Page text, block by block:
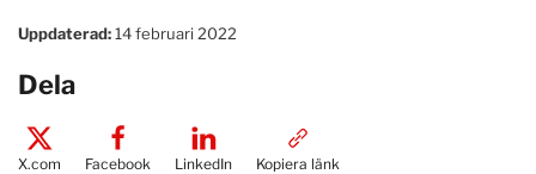
Uppdaterad:14 februari 2022
Dela
X.com Facebook LinkedIn Kopiera länk